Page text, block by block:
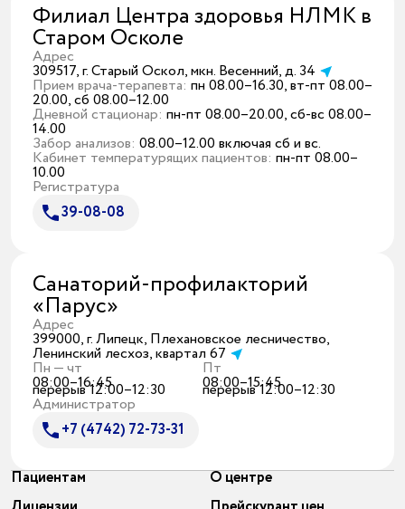
Филиал Центра здоровья НЛМК в
Старом Осколе
Адрес
309517, г. Старый Оскол, мкн. Весенний, д. 34
Прием врача-терапевта: пн 08.00–16.30, вт-пт 08.00–
20.00, сб 08.00–12.00
Дневной стационар: пн-пт 08.00–20.00, сб-вс 08.00–
14.00
Забор анализов: 08.00–12.00 включая сб и вс.
Кабинет температурящих пациентов: пн-пт 08.00–
10.00
Регистратура
39-08-08
Санаторий-профилакторий
«Парус»
Адрес
399000, г. Липецк, Плехановское лесничество,
Ленинский лесхоз, квартал 67
Пн — чт
08:00–16:45
перерыв 12:00–12:30
Пт
08:00–15:45
перерыв 12:00–12:30
Администратор
+7 (4742) 72-73-31
Пациентам
О центре